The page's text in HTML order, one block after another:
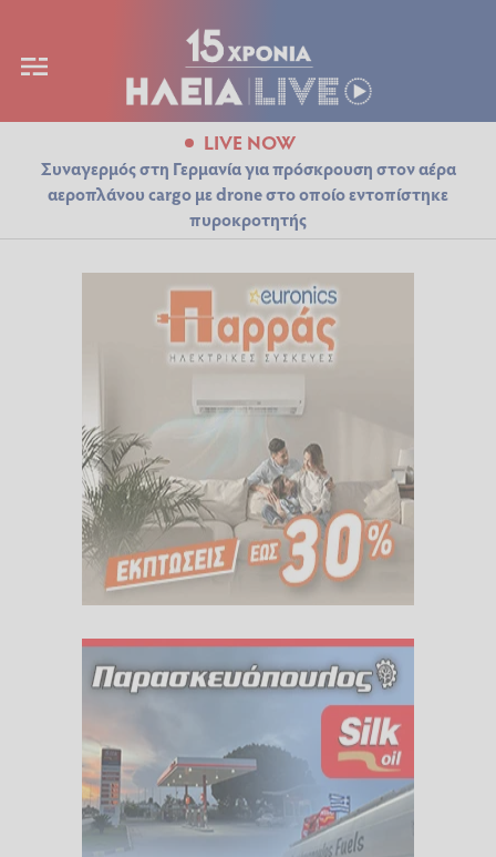
LIVE NOW
Συναγερμός στη Γερμανία για πρόσκρουση στον αέρα
αεροπλάνου cargo με drone στο οποίο εντοπίστηκε
πυροκροτητής